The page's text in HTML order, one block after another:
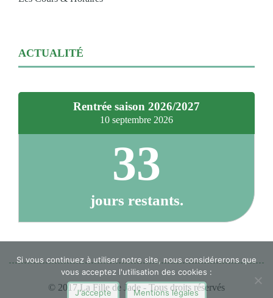
ACTUALITÉ
Rentrée saison 2026/2027
10 septembre 2026
33
jours restants.
© 2017 La Fille de Jade - Tous droits réservés
Si vous continuez à utiliser notre site, nous considérerons que
vous acceptez l'utilisation des cookies :
J'accepte Mentions légales